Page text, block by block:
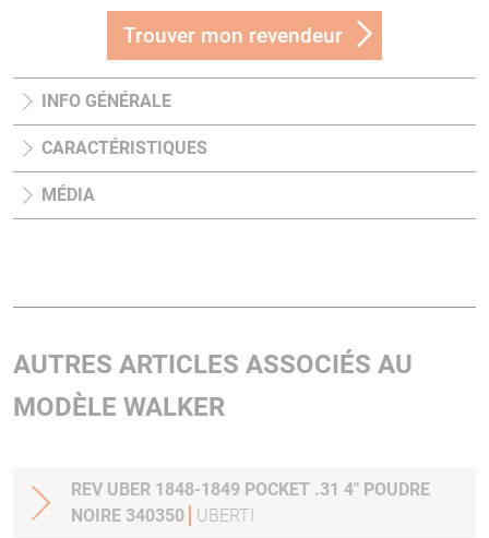
Trouver mon revendeur
INFO GÉNÉRALE
CARACTÉRISTIQUES
MÉDIA
AUTRES ARTICLES ASSOCIÉS AU
MODÈLE WALKER
REV UBER 1848-1849 POCKET .31 4" POUDRE
NOIRE 340350
UBERTI